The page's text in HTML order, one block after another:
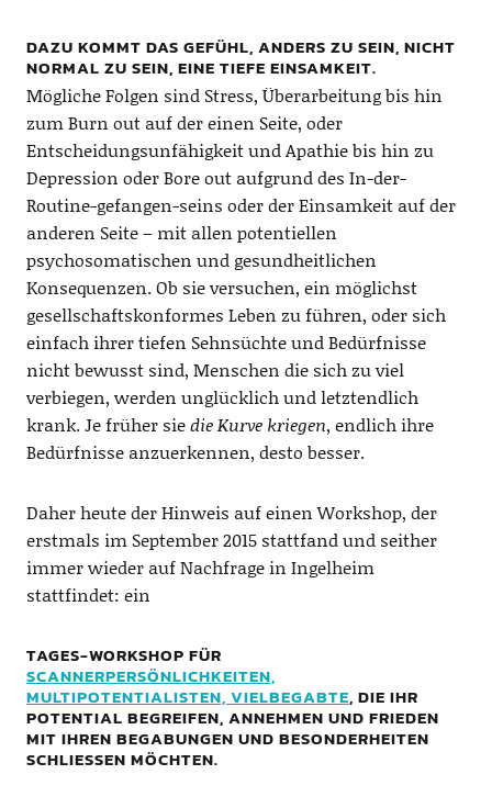
DAZU KOMMT DAS GEFÜHL, ANDERS ZU SEIN, NICHT
NORMAL ZU SEIN, EINE TIEFE EINSAMKEIT.
Mögliche Folgen sind Stress, Überarbeitung bis hin
zum Burn out auf der einen Seite, oder
Entscheidungsunfähigkeit und Apathie bis hin zu
Depression oder Bore out aufgrund des In-der-
Routine-gefangen-seins oder der Einsamkeit auf der
anderen Seite – mit allen potentiellen
psychosomatischen und gesundheitlichen
Konsequenzen. Ob sie versuchen, ein möglichst
gesellschaftskonformes Leben zu führen, oder sich
einfach ihrer tiefen Sehnsüchte und Bedürfnisse
nicht bewusst sind, Menschen die sich zu viel
verbiegen, werden unglücklich und letztendlich
krank. Je früher siedie Kurve kriegen, endlich ihre
Bedürfnisse anzuerkennen, desto besser.
Daher heute der Hinweis auf einen Workshop, der
erstmals im September 2015 stattfand und seither
immer wieder auf Nachfrage in Ingelheim
stattfindet: ein
TAGES-WORKSHOP FÜR
SCANNERPERSÖNLICHKEITEN,
MULTIPOTENTIALISTEN, VIELBEGABTE, DIE IHR
POTENTIAL BEGREIFEN, ANNEHMEN UND FRIEDEN
MIT IHREN BEGABUNGEN UND BESONDERHEITEN
SCHLIESSEN MÖCHTEN.